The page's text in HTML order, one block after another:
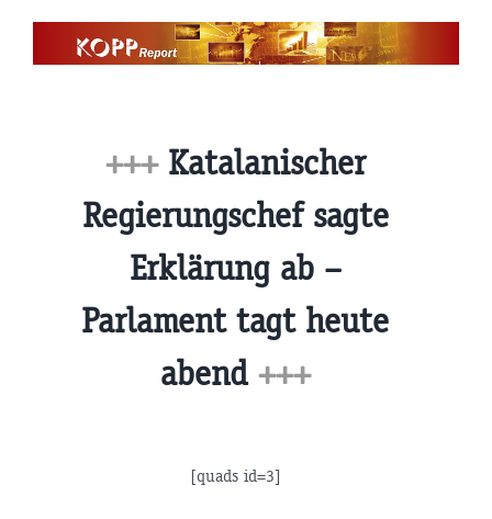
+++ Katalanischer
Regierungschef sagte
Erklärung ab –
Parlament tagt heute
abend +++
[quads id=3]